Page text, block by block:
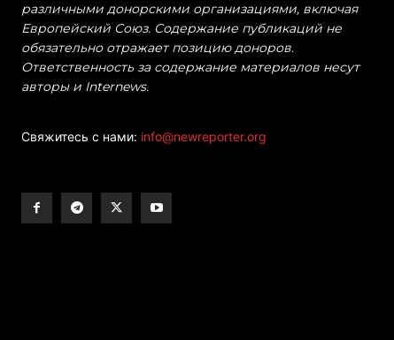
различными донорскими организациями, включая
Европейский Союз. Содержание публикаций не
обязательно отражает позицию доноров.
Ответственность за содержание материалов несут
авторы и Internews.
Свяжитесь с нами: info@newreporter.org